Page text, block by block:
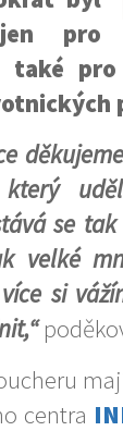
pro
také
se
velké
si
centra